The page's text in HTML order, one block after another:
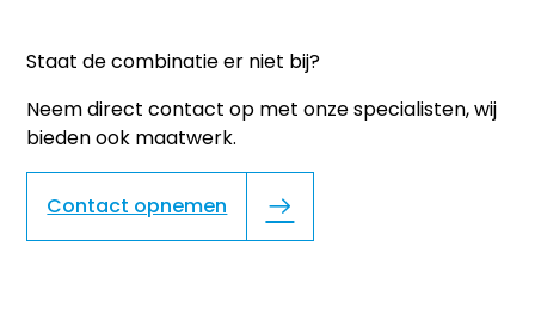
Staat de combinatie er niet bij?
Neem direct contact op met onze specialisten, wij
bieden ook maatwerk.
Contact opnemen